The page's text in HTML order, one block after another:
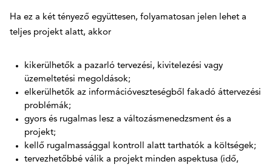
Ha ez a két tényező együttesen, folyamatosan jelen lehet a
teljes projekt alatt, akkor
kikerülhetők a pazarló tervezési, kivitelezési vagy
üzemeltetési megoldások;
elkerülhetők az információveszteségből fakadó áttervezési
problémák;
gyors és rugalmas lesz a változásmenedzsment és a
projekt;
kellő rugalmassággal kontroll alatt tarthatók a költségek;
tervezhetőbbé válik a projekt minden aspektusa (idő,